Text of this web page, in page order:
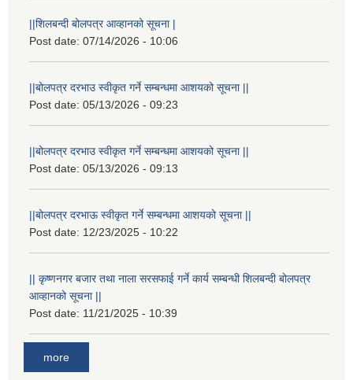
||शिलबन्दी बोलपत्र आव्हानको सूचना |
Post date: 07/14/2026 - 10:06
||बोलपत्र दरभाउ स्वीकृत गर्ने सम्बन्धमा आशयको सूचना ||
Post date: 05/13/2026 - 09:23
||बोलपत्र दरभाउ स्वीकृत गर्ने सम्बन्धमा आशयको सूचना ||
Post date: 05/13/2026 - 09:13
||बोलपत्र दरभाऊ स्वीकृत गर्ने सम्बन्धमा आशयको सूचना ||
Post date: 12/23/2025 - 10:22
|| कृष्णनगर बजार तथा नाला सरसफाई गर्ने कार्य सम्बन्धी शिलबन्दी बोलपत्र
आव्हानको सूचना ||
Post date: 11/21/2025 - 10:39
more